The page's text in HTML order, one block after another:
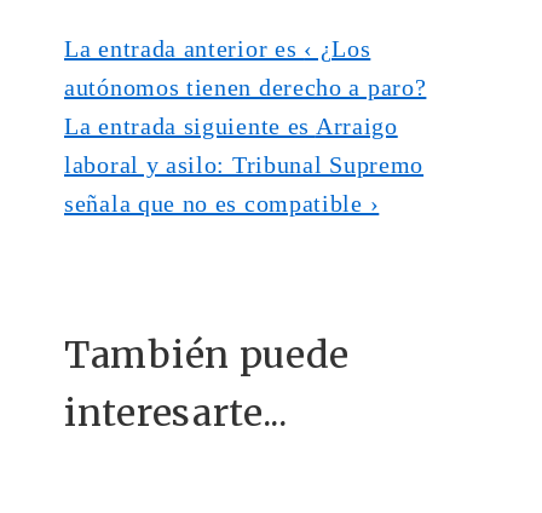
La entrada anterior es ‹ ¿Los
autónomos tienen derecho a paro?
La entrada siguiente es Arraigo
laboral y asilo: Tribunal Supremo
señala que no es compatible ›
También puede
interesarte...